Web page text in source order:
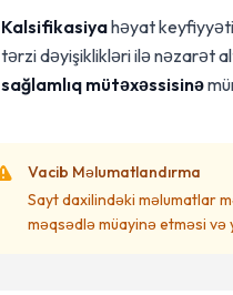
Kalsifikasiyahəyat
tərzi dəyişiklikləri ilə nəzarət
sağlamlıq mütəxəssisinə
Vacib Məlumatlandırma
Sayt daxilindəki məlumatlar
məqsədlə müayinə etməsi və